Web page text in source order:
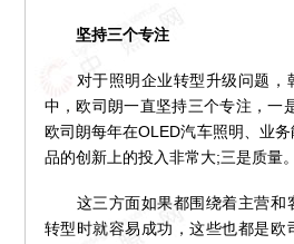
坚持三个专注
对于照明企业转型升级问题，
中，欧司朗一直坚持三个专注，一
欧司朗每年在OLED汽车照明、业
品的创新上的投入非常大;三是质量。
这三方面如果都围绕着主营和
转型时就容易成功，这些也都是欧